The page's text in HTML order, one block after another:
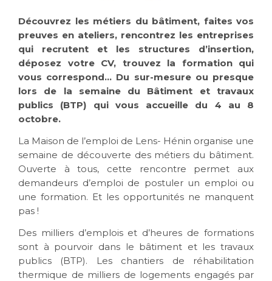
Découvrez les métiers du bâtiment, faites vos
preuves en ateliers, rencontrez les entreprises
qui recrutent et les structures d’insertion,
déposez votre CV, trouvez la formation qui
vous correspond… Du sur-mesure ou presque
lors de la semaine du Bâtiment et travaux
publics (BTP) qui vous accueille du 4 au 8
octobre.
La Maison de l’emploi de Lens- Hénin organise une
semaine de découverte des métiers du bâtiment.
Ouverte à tous, cette rencontre permet aux
demandeurs d’emploi de postuler un emploi ou
une formation. Et les opportunités ne manquent
pas !
Des milliers d’emplois et d’heures de formations
sont à pourvoir dans le bâtiment et les travaux
publics (BTP). Les chantiers de réhabilitation
thermique de milliers de logements engagés par